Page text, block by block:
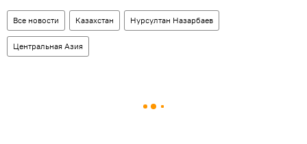
Все новости Казахстан Нурсултан Назарбаев
Центральная Азия